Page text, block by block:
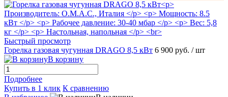
Быстрый просмотр
Горелка газовая чугунная DRAGO 8,5 кВт 6 900 руб. / шт
В корзину
Подробнее
Купить в 1 клик К сравнению